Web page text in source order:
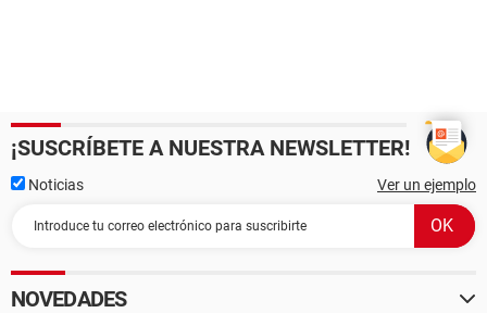
¡SUSCRÍBETE A NUESTRA NEWSLETTER!
Noticias Ver un ejemplo
NOVEDADES